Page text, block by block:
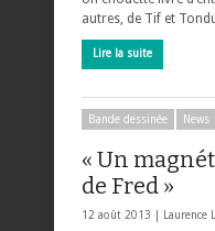
autres, de Tif et
Lire la suite
Bande dessinée News
« Un
de Fred »
12 août 2013 | Laurence